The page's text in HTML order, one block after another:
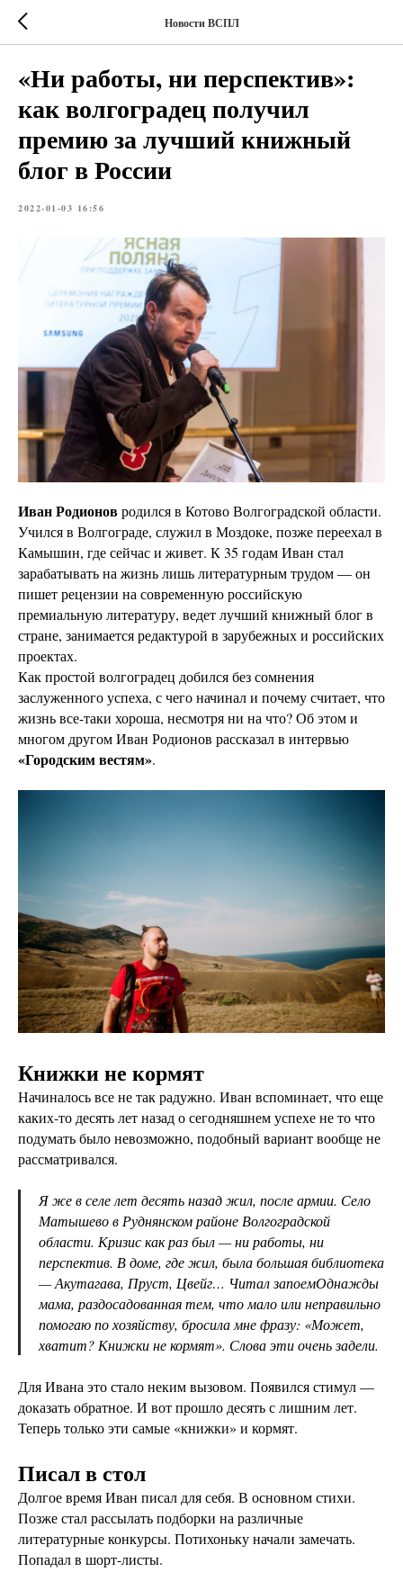
Новости ВСПЛ
«Ни работы, ни перспектив»:
как волгоградец получил
премию за лучший книжный
блог в России
2022-01-03 16:56
Иван Родионовродился в Котово Волгоградской области.
Учился в Волгограде, служил в Моздоке, позже переехал в
Камышин, где сейчас и живет. К 35 годам Иван стал
зарабатывать на жизнь лишь литературным трудом — он
пишет рецензии на современную российскую
премиальную литературу, ведет лучший книжный блог в
стране, занимается редактурой в зарубежных и российских
проектах.
Как простой волгоградец добился без сомнения
заслуженного успеха, с чего начинал и почему считает, что
жизнь все-таки хороша, несмотря ни на что? Об этом и
многом другом Иван Родионов рассказал в интервью
«Городским вестям».
Книжки не кормят
Начиналось все не так радужно. Иван вспоминает, что еще
каких-то десять лет назад о сегодняшнем успехе не то что
подумать было невозможно, подобный вариант вообще не
рассматривался.
Я же в селе лет десять назад жил, после армии. Село
Матышево в Руднянском районе Волгоградской
области. Кризис как раз был — ни работы, ни
перспектив. В доме, где жил, была большая библиотека
— Акутагава, Пруст, Цвейг… Читал запоемОднажды
мама, раздосадованная тем, что мало или неправильно
помогаю по хозяйству, бросила мне фразу: «Может,
хватит? Книжки не кормят». Слова эти очень задели.
Для Ивана это стало неким вызовом. Появился стимул —
доказать обратное. И вот прошло десять с лишним лет.
Теперь только эти самые «книжки» и кормят.
Писал в стол
Долгое время Иван писал для себя. В основном стихи.
Позже стал рассылать подборки на различные
литературные конкурсы. Потихоньку начали замечать.
Попадал в шорт-листы.